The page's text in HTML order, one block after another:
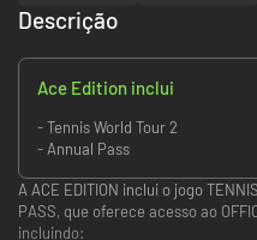
Descrição
Ace Edition inclui
- Tennis World Tour 2
- Annual Pass
A ACE EDITION inclui o jogo
PASS, que oferece acesso ao
incluindo: